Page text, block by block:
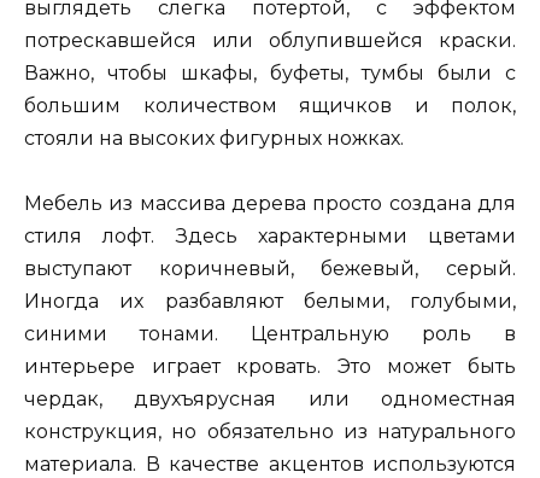
выглядеть слегка потертой, с эффектом
потрескавшейся или облупившейся краски.
Важно, чтобы шкафы, буфеты, тумбы были с
большим количеством ящичков и полок,
стояли на высоких фигурных ножках.
Мебель из массива дерева просто создана для
стиля лофт. Здесь характерными цветами
выступают коричневый, бежевый, серый.
Иногда их разбавляют белыми, голубыми,
синими тонами. Центральную роль в
интерьере играет кровать. Это может быть
чердак, двухъярусная или одноместная
конструкция, но обязательно из натурального
материала. В качестве акцентов используются